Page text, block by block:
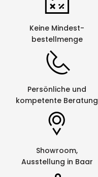
Keine Mindest-
bestellmenge
Persönliche und
kompetente Beratung
Showroom,
Ausstellung in Baar